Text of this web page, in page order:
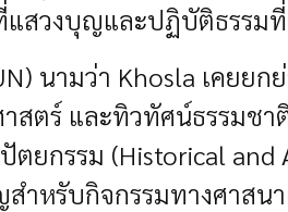
สวงบุญและปฏิบัติธรรม
นามว่า Khosla เคยยก
ตร์ และทิวทัศน์ธรรมชา
ยกรรม (Historical
ำหรับกิจกรรมทางศาสน